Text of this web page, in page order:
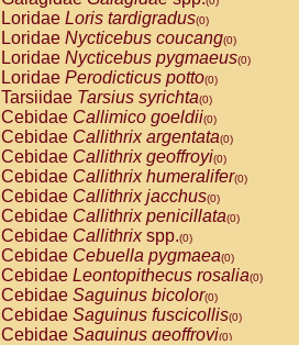
Loridae Loris tardigradus(0)
Loridae Nycticebus coucang(0)
Loridae Nycticebus pygmaeus(0)
Loridae Perodicticus potto(0)
Tarsiidae Tarsius syrichta(0)
Cebidae Callimico goeldii(0)
Cebidae Callithrix argentata(0)
Cebidae Callithrix geoffroyi(0)
Cebidae Callithrix humeralifer(0)
Cebidae Callithrix jacchus(0)
Cebidae Callithrix penicillata(0)
Cebidae Callithrixspp.(0)
Cebidae Cebuella pygmaea(0)
Cebidae Leontopithecus rosalia(0)
Cebidae Saguinus bicolor(0)
Cebidae Saguinus fuscicollis(0)
Cebidae Saguinus geoffroyi(0)